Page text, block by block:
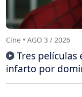
Cine • AGO 3 / 2026
Tres películas
infarto por